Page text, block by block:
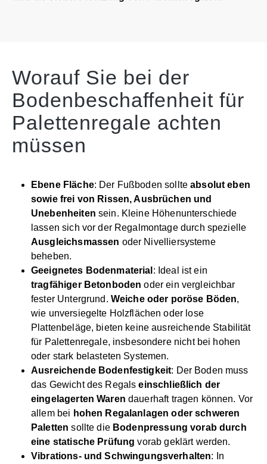
Worauf Sie bei der
Bodenbeschaffenheit für
Palettenregale achten
müssen
Ebene Fläche: Der Fußboden sollteabsolut eben
sowie frei von Rissen, Ausbrüchen und
Unebenheiten sein. Kleine Höhenunterschiede
lassen sich vor der Regalmontage durch spezielle
Ausgleichsmassen oder Nivelliersysteme
beheben.
Geeignetes Bodenmaterial : Ideal ist ein
tragfähiger Betonboden oder ein vergleichbar
fester Untergrund. Weiche oder poröse Böden,
wie unversiegelte Holzflächen oder lose
Plattenbeläge, bieten keine ausreichende Stabilität
für Palettenregale, insbesondere nicht bei hohen
oder stark belasteten Systemen.
Ausreichende Bodenfestigkeit: Der Boden muss
das Gewicht des Regalseinschließlich der
eingelagerten Waren dauerhaft tragen können. Vor
allem bei hohen Regalanlagen oder schweren
Paletten sollte die Bodenpressung vorab durch
eine statische Prüfung vorab geklärt werden.
Vibrations- und Schwingungsverhalten: In